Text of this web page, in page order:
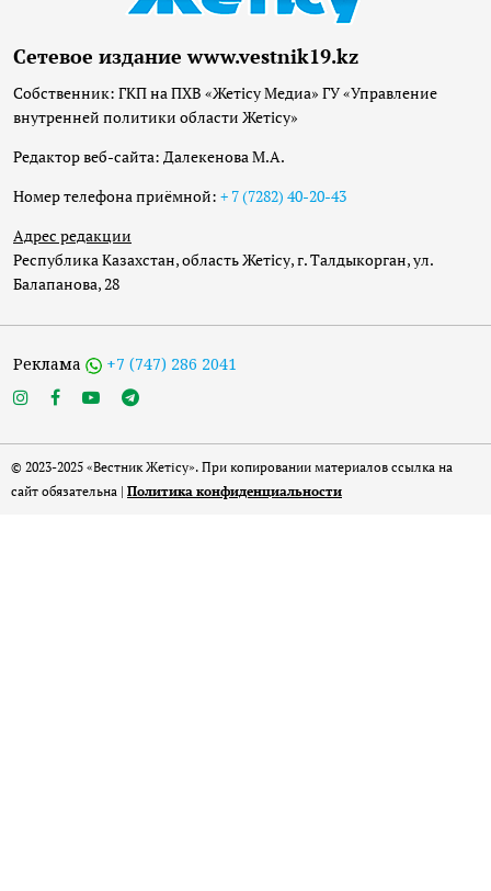
Сетевое издание www.vestnik19.kz
Собственник: ГКП на ПХВ «Жетісу Медиа» ГУ «Управление
внутренней политики области Жетісу»
Редактор веб-сайта: Далекенова М.А.
Номер телефона приёмной: + 7 (7282) 40-20-43
Адрес редакции
Республика Казахстан, область Жетісу, г. Талдыкорган, ул.
Балапанова, 28
Реклама +7 (747) 286 2041
© 2023-2025 «Вестник Жетісу». При копировании материалов ссылка на
сайт обязательна | Политика конфиденциальности